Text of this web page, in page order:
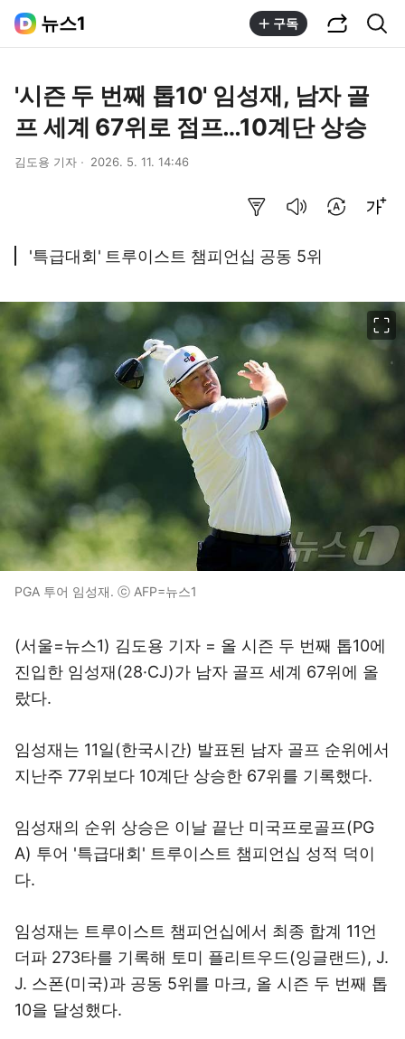
뉴스1 구독
'시즌 두 번째 톱10' 임성재, 남자 골
프 세계 67위로 점프…10계단 상승
김도용 기자 2026. 5. 11. 14:46
'특급대회' 트루이스트 챔피언십 공동 5위
PGA 투어 임성재. ⓒ AFP=뉴스1
(서울=뉴스1) 김도용 기자 = 올 시즌 두 번째 톱10에
진입한 임성재(28·CJ)가 남자 골프 세계 67위에 올
랐다.
임성재는 11일(한국시간) 발표된 남자 골프 순위에서
지난주 77위보다 10계단 상승한 67위를 기록했다.
임성재의 순위 상승은 이날 끝난 미국프로골프(PG
A) 투어 '특급대회' 트루이스트 챔피언십 성적 덕이
다.
임성재는 트루이스트 챔피언십에서 최종 합계 11언
더파 273타를 기록해 토미 플리트우드(잉글랜드), J.
J. 스폰(미국)과 공동 5위를 마크, 올 시즌 두 번째 톱
10을 달성했다.